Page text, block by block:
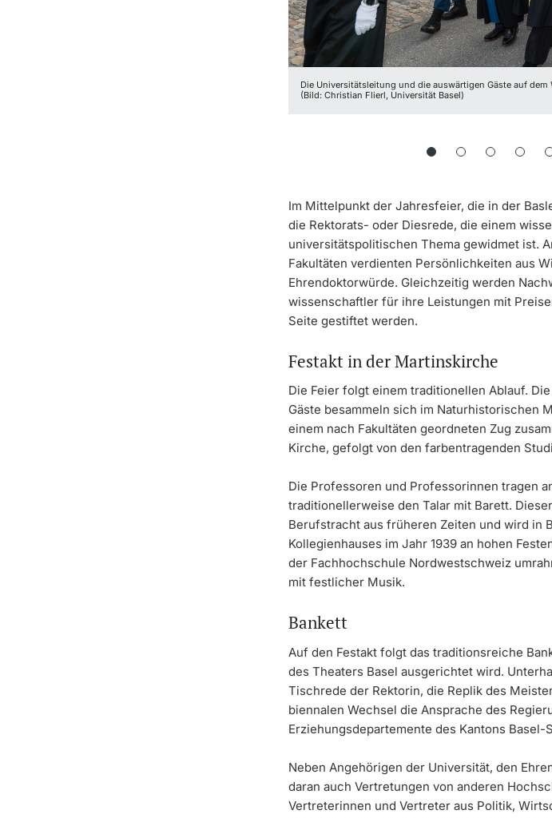
Die Universitätsleitung und die auswärtigen Gäste auf
(Bild: Christian Flierl, Universität Basel)
Im Mittelpunkt der Jahresfeier, die in der
die Rektorats- oder Diesrede, die einem
universitätspolitischen Thema gewidmet ist.
Fakultäten verdienten Persönlichkeiten aus
Ehrendoktorwürde. Gleichzeitig werden
wissenschaftler für ihre Leistungen mit
Seite gestiftet werden.
Festakt in der Martinskirche
Die Feier folgt einem traditionellen Ablauf.
Gäste besammeln sich im Naturhistorischen
einem nach Fakultäten geordneten Zug
Kirche, gefolgt von den farbentragenden
Die Professoren und Professorinnen tragen
traditionellerweise den Talar mit Barett.
Berufstracht aus früheren Zeiten und wird in
Kollegienhauses im Jahr 1939 an hohen
der Fachhochschule Nordwestschweiz
mit festlicher Musik.
Bankett
Auf den Festakt folgt das traditionsreiche
des Theaters Basel ausgerichtet wird.
Tischrede der Rektorin, die Replik des
biennalen Wechsel die Ansprache des
Erziehungsdepartemente des Kantons
Neben Angehörigen der Universität, den
daran auch Vertretungen von anderen
Vertreterinnen und Vertreter aus Politik,